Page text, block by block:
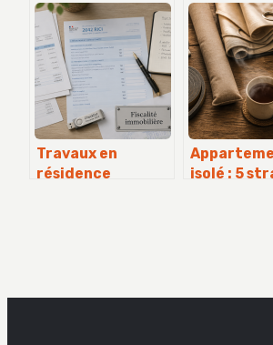
efficaces
simples
Travaux en
résidence
isolé : 5